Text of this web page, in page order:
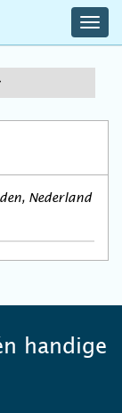
Nederland
handige